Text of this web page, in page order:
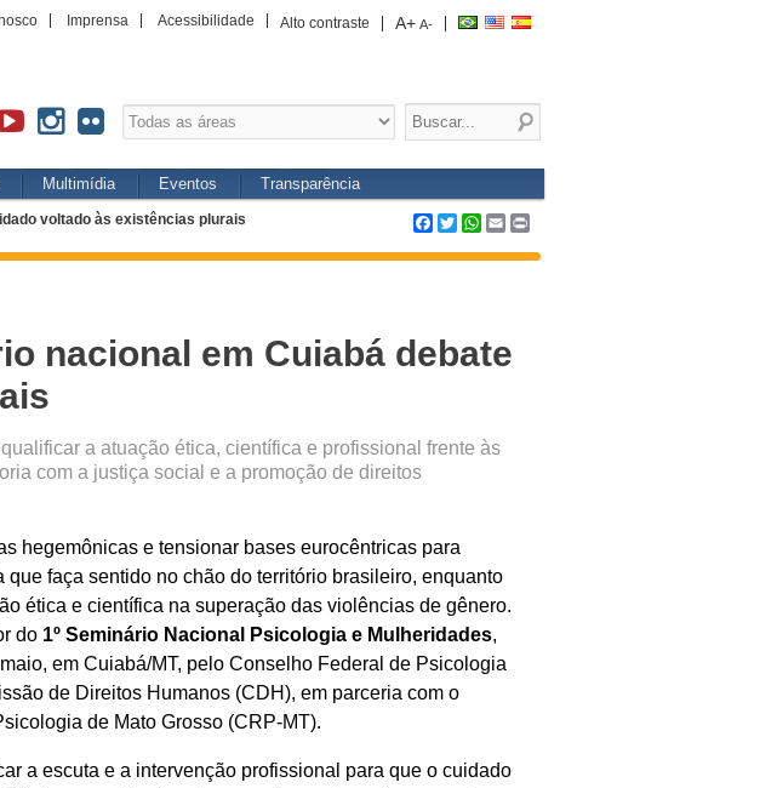
A+ A-
Alto contraste
Imprensa Acessibilidade
Multimídia Eventos Transparência
voltado às existências plurais Facebook
TwitterWhatsApp
Email
nacional em Cuiabá debate
a atuação ética, científica e profissional frente às
com a justiça social e a promoção de direitos
hegemônicas e tensionar bases eurocêntricas para
que faça sentido no chão do território brasileiro, enquanto
ética e científica na superação das violências de gênero.
do 1º Seminário Nacional Psicologia e Mulheridades,
em Cuiabá/MT, pelo Conselho Federal de Psicologia
de Direitos Humanos (CDH), em parceria com o
de Mato Grosso (CRP-MT).
a escuta e a intervenção profissional para que o cuidado